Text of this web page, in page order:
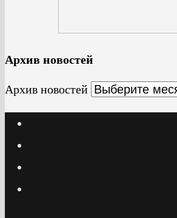
Архив новостей
Архив новостей